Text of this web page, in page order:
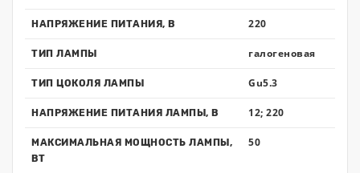
НАПРЯЖЕНИЕ ПИТАНИЯ, В 220
ТИП ЛАМПЫ галогеновая
ТИП ЦОКОЛЯ ЛАМПЫ Gu5.3
НАПРЯЖЕНИЕ ПИТАНИЯ ЛАМПЫ, В 12; 220
МАКСИМАЛЬНАЯ МОЩНОСТЬ ЛАМПЫ,
ВТ
50